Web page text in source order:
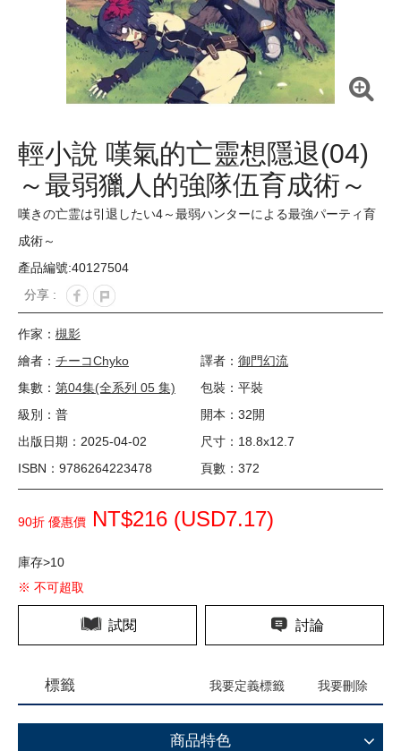
輕小說 嘆氣的亡靈想隱退(04)
～最弱獵人的強隊伍育成術～
嘆きの亡霊は引退したい4～最弱ハンターによる最強パーティ育
成術～
產品編號:40127504
分享 :
作家： 槻影
繪者： チーコChyko 譯者： 御門幻流
集數： 第04集(全系列 05 集)
包裝：平裝
級別：普
開本：32開
出版日期：2025-04-02
尺寸：18.8x12.7
ISBN：9786264223478
頁數：372
90折 優惠價 NT$216 (USD7.17)
庫存>10
※ 不可超取
試閱 討論
標籤 我要定義標籤 我要刪除
商品特色